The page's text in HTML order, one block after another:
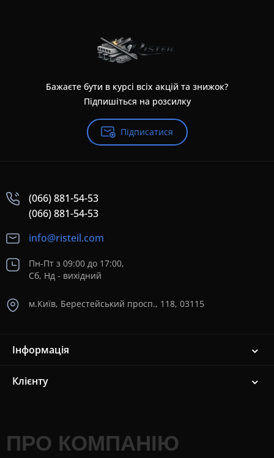
Бажаєте бути в курсі всіх акцій та знижок?
Підпишіться на розсилку
Підписатися
(066) 881-54-53
(066) 881-54-53
info@risteil.com
Пн-Пт з 09:00 до 17:00,
Сб, Нд - вихідний
м.Київ, Берестейський просп., 118, 03115
Інформація
Клієнту
ПРО КОМПАНІЮ